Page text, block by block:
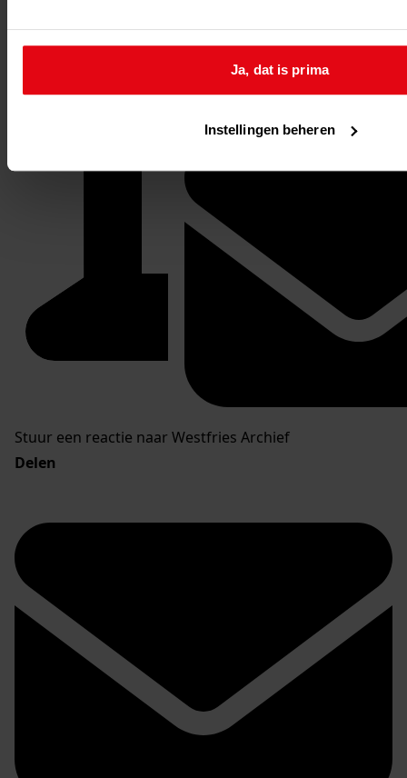
Ja, dat is prima
Instellingen beheren
Stuur een reactie naar Westfries Archief
Delen